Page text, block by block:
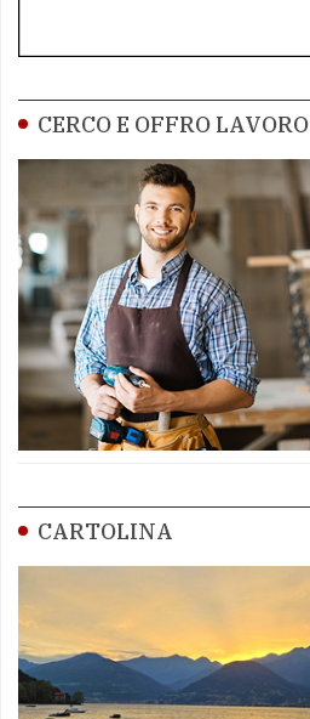
CERCO E OFFRO LAVORO
CARTOLINA